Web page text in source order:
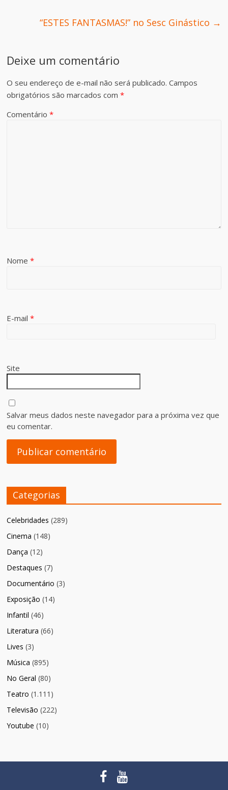
“ESTES FANTASMAS!” no Sesc Ginástico →
Deixe um comentário
O seu endereço de e-mail não será publicado. Campos
obrigatórios são marcados com*
Comentário*
Nome*
E-mail*
Site
Salvar meus dados neste navegador para a próxima vez que
eu comentar.
Categorias
Celebridades (289)
Cinema (148)
Dança (12)
Destaques (7)
Documentário (3)
Exposição (14)
Infantil (46)
Literatura (66)
Lives (3)
Música (895)
No Geral (80)
Teatro (1.111)
Televisão (222)
Youtube (10)